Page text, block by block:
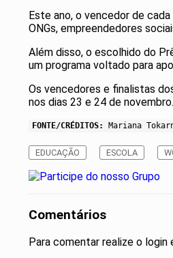
Este ano, o vencedor de
ONGs, empreendedores
Além disso, o escolhido do
um programa voltado para
Os vencedores e finalistas
nos dias 23 e 24 de
FONTE/CRÉDITOS: Mariana
EDUCAÇÃO ESCOLA
Comentários
Para comentar realize o login